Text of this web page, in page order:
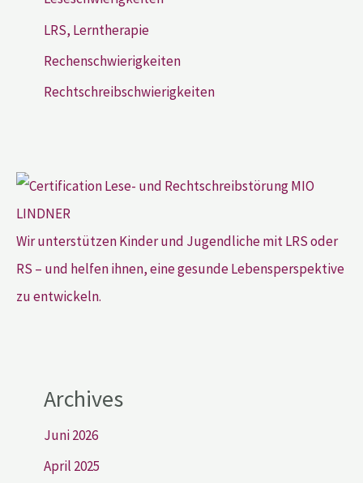
LRS, Lerntherapie
Rechenschwierigkeiten
Rechtschreibschwierigkeiten
Wir unterstützen Kinder und Jugendliche mit LRS oder
RS – und helfen ihnen, eine gesunde Lebensperspektive
zu entwickeln.
Archives
Juni 2026
April 2025